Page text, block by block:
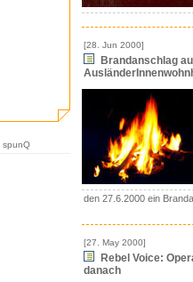
spunQ
[28. Jun 2000]
Brandanschlag
den 27.6.2000 ein
[27. May 2000]
Rebel Voice:
danach